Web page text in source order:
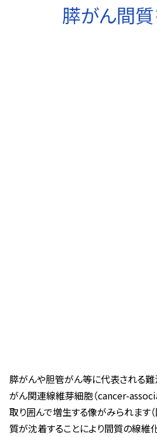
膵がん間
膵がんや胆管がん等に代表される難
がん関連線維芽細胞（cancer-
取り囲んで増生する像がみられます
質が沈着することにより間質の線維